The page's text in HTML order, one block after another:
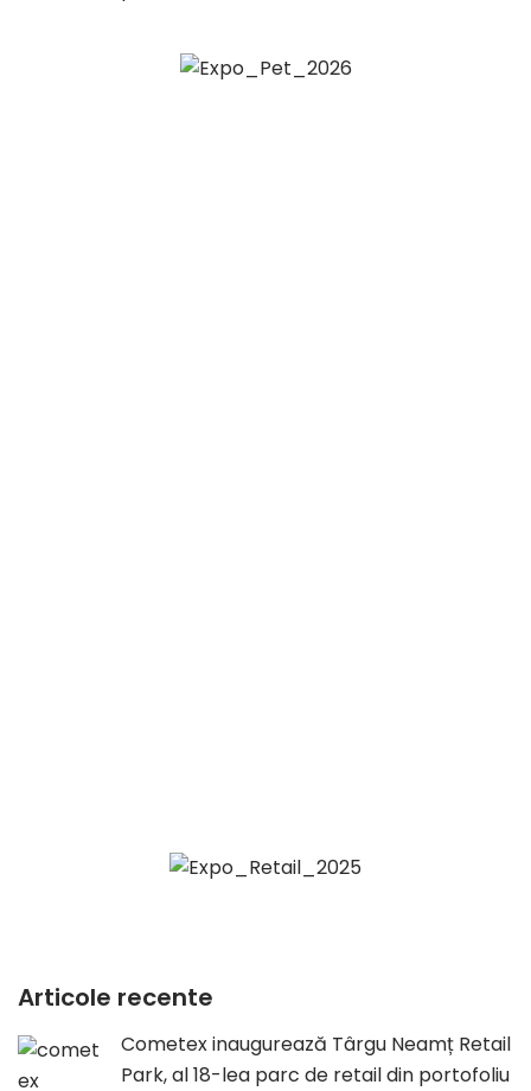
Articole recente
Cometex inaugurează Târgu Neamț Retail
Park, al 18-lea parc de retail din portofoliu